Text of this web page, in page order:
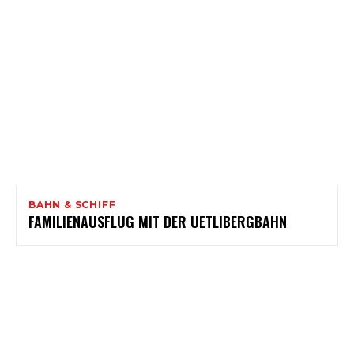
BAHN & SCHIFF
FAMILIENAUSFLUG MIT DER UETLIBERGBAHN